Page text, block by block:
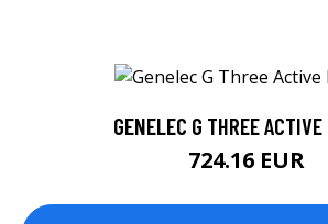
GENELEC G THREE ACTIVE
724.16 EUR